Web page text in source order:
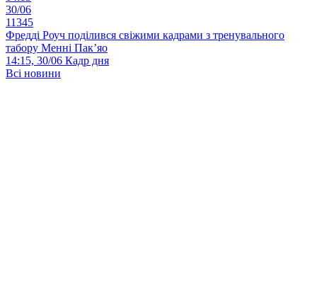
30/06
11345
Фредді Роуч поділився свіжими кадрами з тренувального
табору Менні Пак’яо
14:15, 30/06 Кадр дня
Всі новини